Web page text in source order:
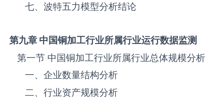
七、波特五力模型分析结论
第九章 中国铜加工行业所属行业运行数据监测
第一节 中国‌‌‌‌‌‌‌铜加工‌‌‌‌‌‌‌‌‌‌‌‌‌‌‌‌‌‌‌行业所属行业总体规模分析
一、企业数量结构分析
二、行业资产规模分析